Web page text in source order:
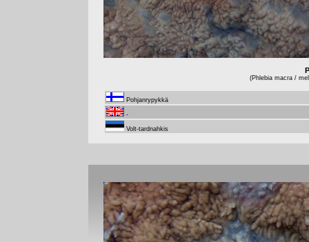
(Phlebia macra /
Pohjanrypykkä
-
Volt-tardnahkis